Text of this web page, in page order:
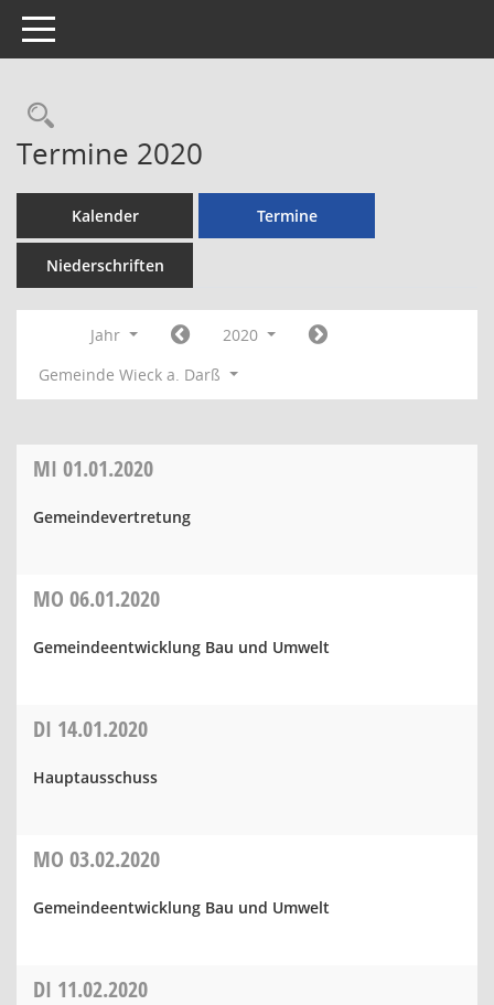
Toggle navigation
Rechercheauswahl
Termine 2020
Kalender Termine
Niederschriften
Jahr
2020
Gemeinde Wieck a. Darß
MI 01.01.2020
Gemeindevertretung
MO 06.01.2020
Gemeindeentwicklung Bau und Umwelt
DI 14.01.2020
Hauptausschuss
MO 03.02.2020
Gemeindeentwicklung Bau und Umwelt
DI 11.02.2020